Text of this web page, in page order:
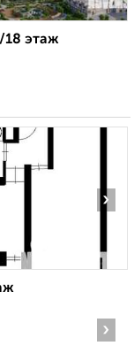
18 этаж
›
›